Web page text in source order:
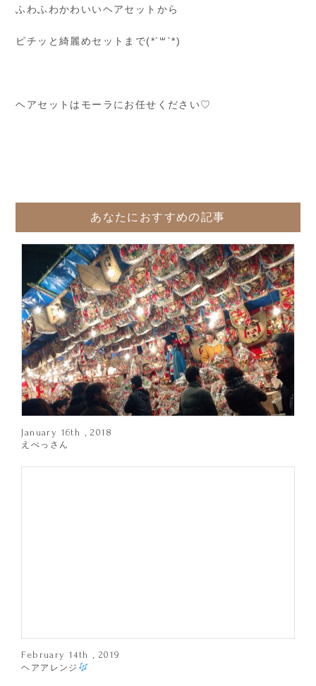
ふわふわかわいいヘアセットから
ピチッと綺麗めセットまで(*´꒳`*)
ヘアセットはモーラにお任せください♡
あなたにおすすめの記事
January 16th , 2018
えべっさん
February 14th , 2019
ヘアアレンジ